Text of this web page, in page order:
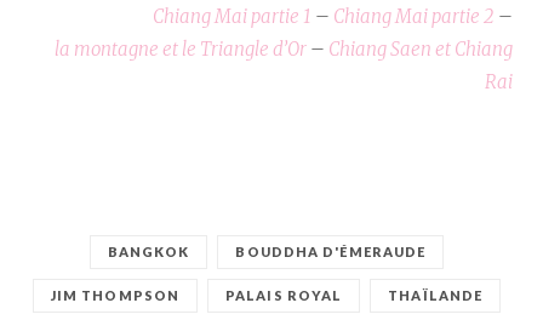
Chiang Mai partie 1 – Chiang Mai partie 2 –
la montagne et le Triangle d’Or – Chiang Saen et Chiang
Rai
BANGKOK BOUDDHA D'ÉMERAUDE
JIM THOMPSON PALAIS ROYAL THAÏLANDE